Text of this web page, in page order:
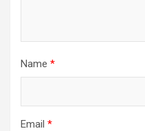
Name *
Email *